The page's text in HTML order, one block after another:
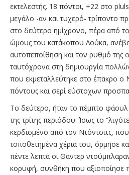
εκτελεστής. 18 πόντοι, +22 στο
μεγάλο -αν και τυχερό- τρίποντο
στο δεύτερο ημίχρονο, πέρα από
ώμους του κατάκοπου Λούκα,
αυτοπεποίθηση και τον ρυθμό της
ταυτόχρονα στη δημιουργία
που εκμεταλλεύτηκε στο έπακρο ο
πόντους και σερί εύστοχων
Το δεύτερο, ήταν το πέμπτο
της τρίτης περιόδου. Ίσως το
κερδισμένο από τον Ντόντσιτς,
τοποθετημένα χέρια του, όρμησε
πέντε λεπτά οι Θάντερ
κορυφή, συνθήκη που αξιοποίησε